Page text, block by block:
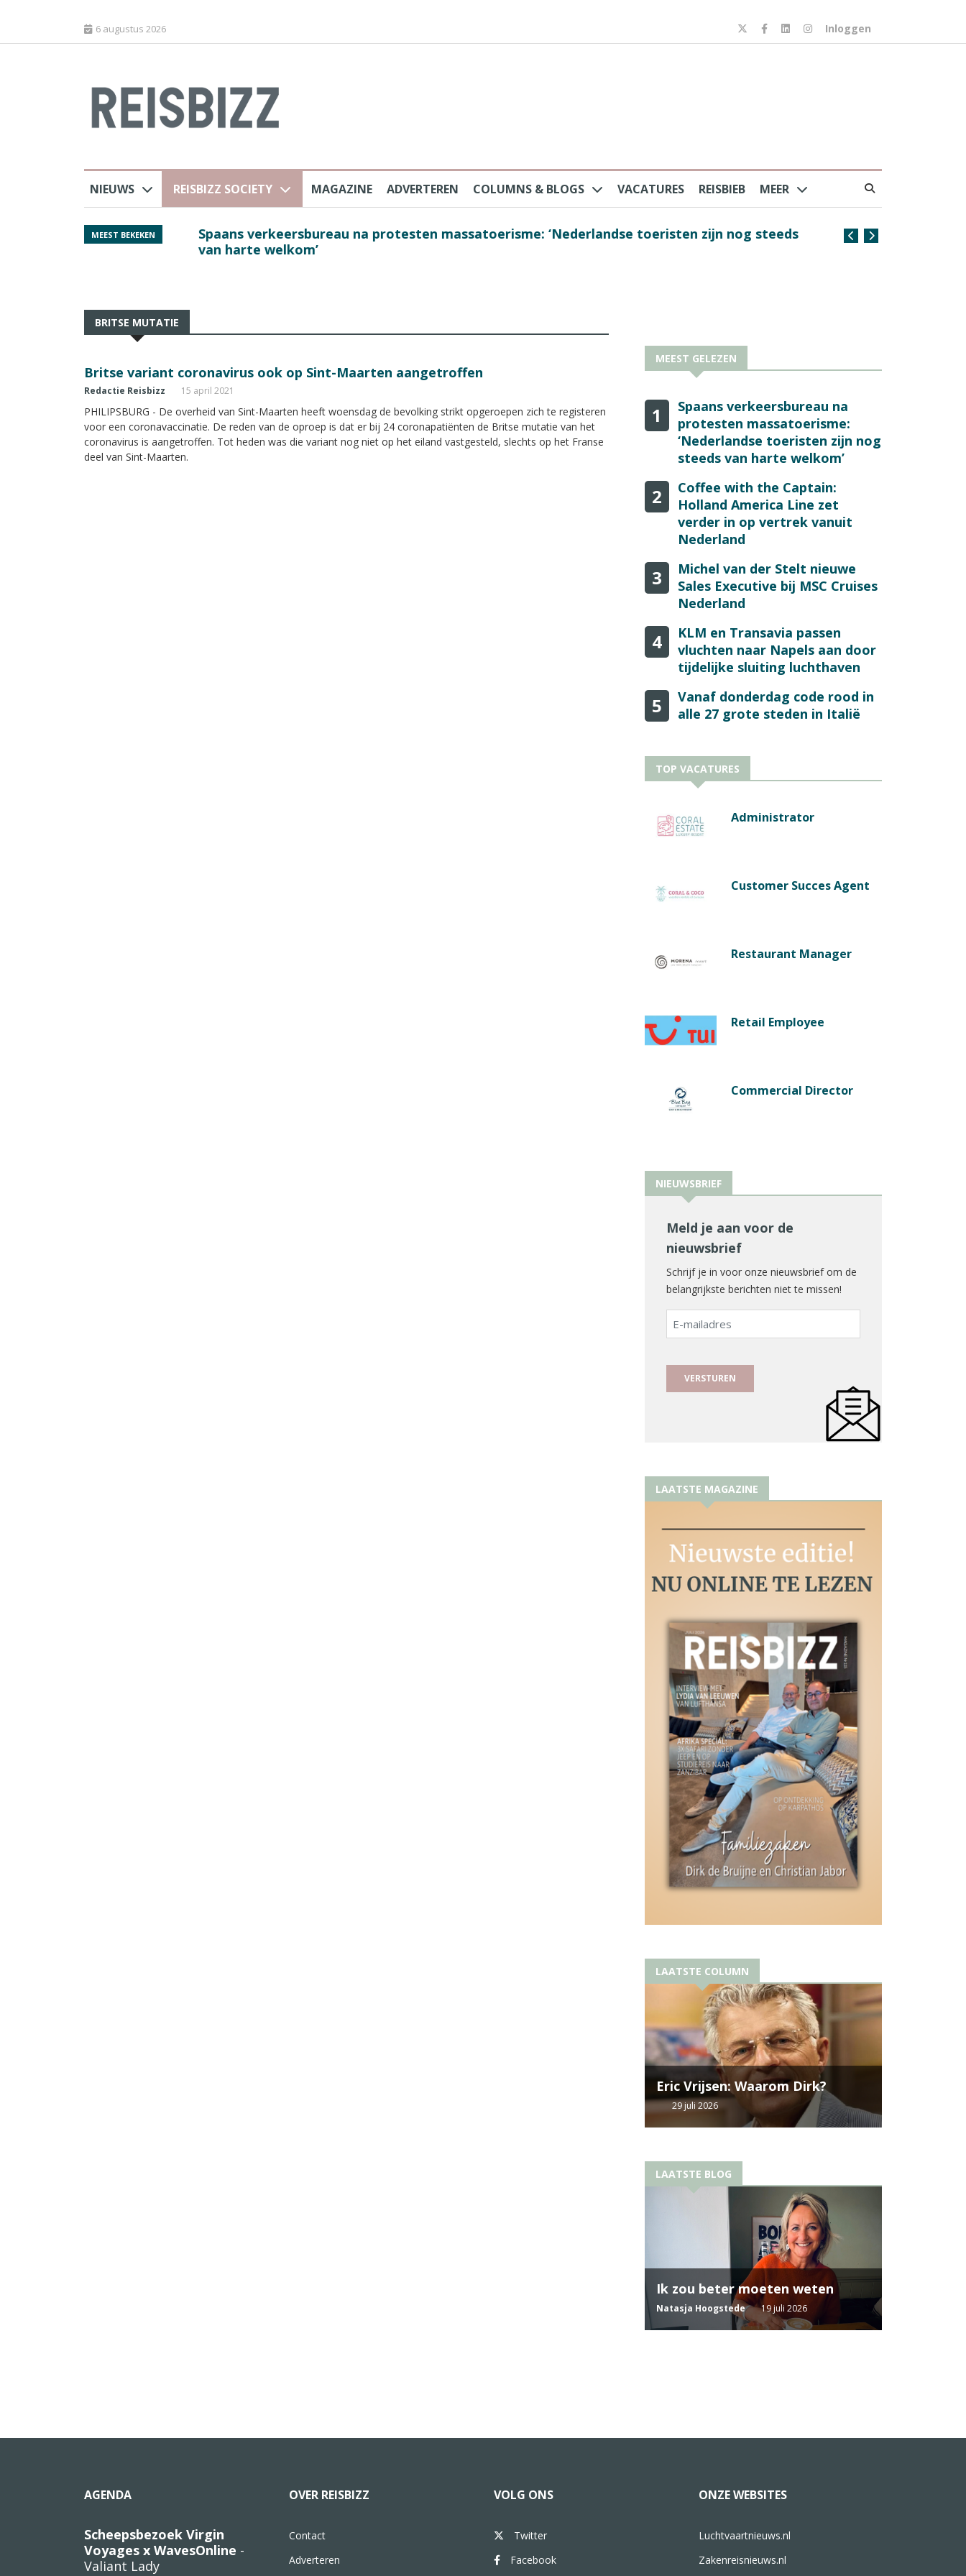
6 augustus 2026 Inloggen
NIEUWS REISBIZZ SOCIETY MAGAZINE ADVERTEREN COLUMNS & BLOGS VACATURES REISBIEB MEER
MEEST BEKEKEN
luchthaven
Spaans verkeersbureau na protesten massatoerisme: ‘Nederlandse toeristen zijn nog steeds
van harte welkom’
Coffee with the
BRITSE MUTATIE
Britse variant coronavirus ook op Sint-Maarten aangetroffen
Redactie Reisbizz 15 april 2021
PHILIPSBURG - De overheid van Sint-Maarten heeft woensdag de bevolking strikt opgeroepen zich te registeren
voor een coronavaccinatie. De reden van de oproep is dat er bij 24 coronapatiënten de Britse mutatie van het
coronavirus is aangetroffen. Tot heden was die variant nog niet op het eiland vastgesteld, slechts op het Franse
deel van Sint-Maarten.
MEEST GELEZEN
1
Spaans verkeersbureau na
protesten massatoerisme:
‘Nederlandse toeristen zijn nog
steeds van harte welkom’
2
Coffee with the Captain:
Holland America Line zet
verder in op vertrek vanuit
Nederland
3
Michel van der Stelt nieuwe
Sales Executive bij MSC Cruises
Nederland
4
KLM en Transavia passen
vluchten naar Napels aan door
tijdelijke sluiting luchthaven
5
Vanaf donderdag code rood in
alle 27 grote steden in Italië
TOP VACATURES
Administrator
Customer Succes Agent
Restaurant Manager
Retail Employee
Commercial Director
NIEUWSBRIEF
Meld je aan voor de
nieuwsbrief
Schrijf je in voor onze nieuwsbrief om de
belangrijkste berichten niet te missen!
E-
mailadres
LAATSTE MAGAZINE
LAATSTE COLUMN
Eric Vrijsen: Waarom Dirk?
29 juli 2026
LAATSTE BLOG
Ik zou beter moeten weten
Natasja Hoogstede 19 juli 2026
AGENDA
Scheepsbezoek Virgin
Voyages x WavesOnline -
Valiant Lady
OVER REISBIZZ
Contact
Adverteren
VOLG ONS
Twitter
Facebook
ONZE WEBSITES
Luchtvaartnieuws.nl
Zakenreisnieuws.nl